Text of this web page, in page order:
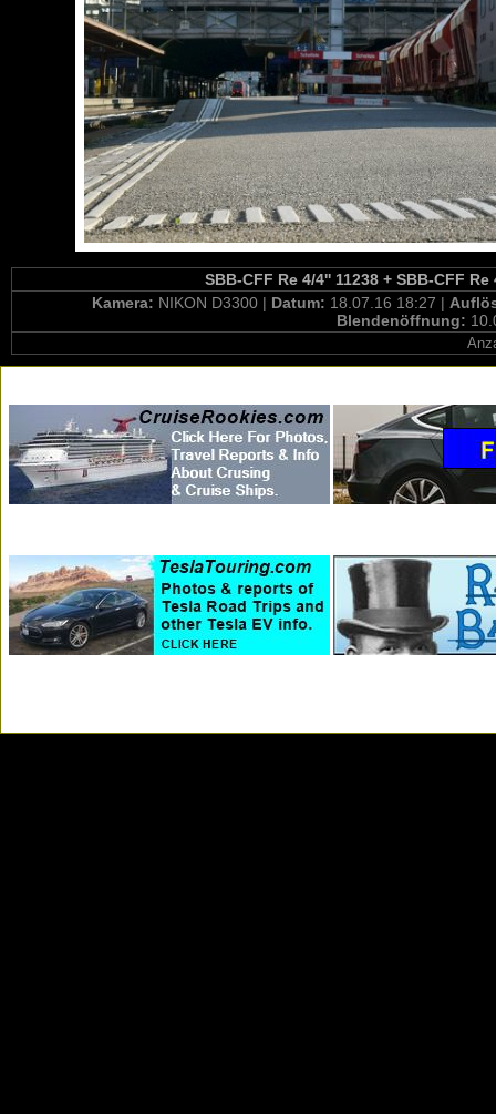
SBB-CFF Re 4/4'' 11238 + SBB-CFF
Kamera: NIKON D3300 | Datum: 18.07.16 18:27 |
Blendenöffnung: